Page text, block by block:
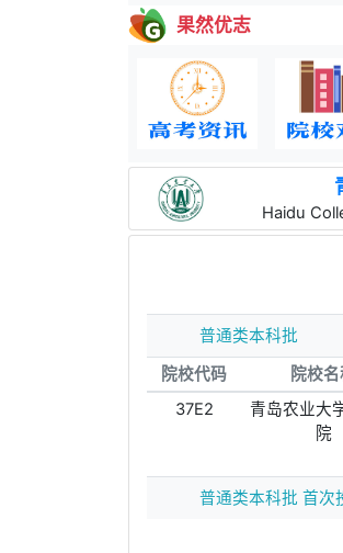
果然优志
Haidu
普通类本科批
院校代码
院校
37E2
青岛农业大
院
普通类本科批 首次